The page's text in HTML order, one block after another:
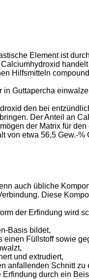
Element ist
Hilfsmitteln
Guttapercha
den bei
Der Anteil an
der Matrix für
von etwa 56,5 Gew.-
auch übliche
Diese
der Erfindung wird
Basis bildet,
einen Füllstoff sowie
und extrudiert,
anfallenden Schnitt
durch ein